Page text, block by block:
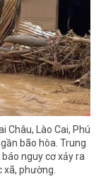
Châu, Lào Cai, Phú
bão hòa. Trung
nguy cơ xảy ra
xã, phường.